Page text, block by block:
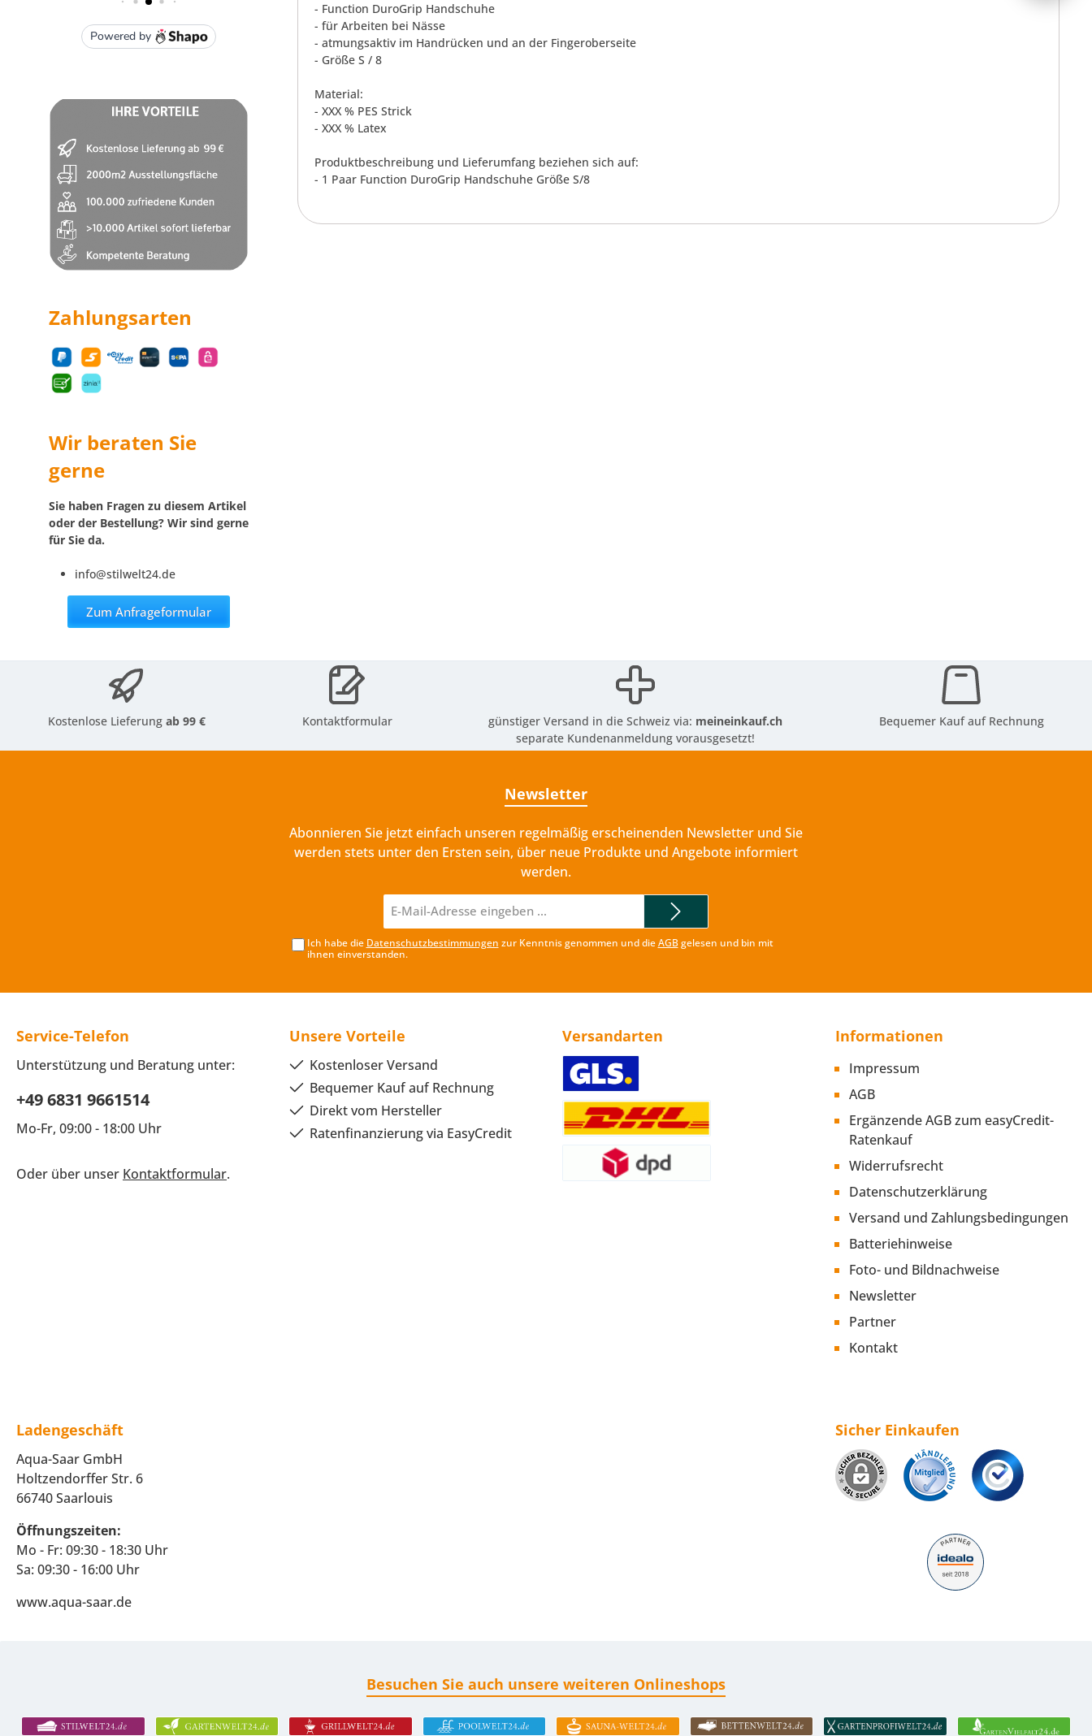
Zahlungsarten
Wir beraten Sie
gerne
Sie haben Fragen zu diesem Artikel
oder der Bestellung? Wir sind gerne
für Sie da.
info@stilwelt24.de
Zum Anfrageformular
- Function DuroGrip Handschuhe
- für Arbeiten bei Nässe
- atmungsaktiv im Handrücken und an der Fingeroberseite
- Größe S / 8
Material:
- XXX % PES Strick
- XXX % Latex
Produktbeschreibung und Lieferumfang beziehen sich auf:
- 1 Paar Function DuroGrip Handschuhe Größe S/8
Kostenlose Lieferungab 99 € Kontaktformular günstiger Versand in die Schweiz via: meineinkauf.ch
separate Kundenanmeldung vorausgesetzt!
Bequemer Kauf auf Rechnung
Newsletter
Abonnieren Sie jetzt einfach unseren regelmäßig erscheinenden Newsletter und Sie
werden stets unter den Ersten sein, über neue Produkte und Angebote informiert
werden.
Mail-
Adresse*
Ich habe die Datenschutzbestimmungen zur Kenntnis genommen und dieAGBgelesen und bin mit
ihnen einverstanden.
Service-Telefon
Unterstützung und Beratung unter:
+49 6831 9661514
Mo-Fr, 09:00 - 18:00 Uhr
Oder über unser Kontaktformular.
Unsere Vorteile
Kostenloser Versand
Bequemer Kauf auf Rechnung
Direkt vom Hersteller
Ratenfinanzierung via EasyCredit
Versandarten Informationen
Impressum
AGB
Ergänzende AGB zum easyCredit-
Ratenkauf
Widerrufsrecht
Datenschutzerklärung
Versand und Zahlungsbedingungen
Batteriehinweise
Foto- und Bildnachweise
Newsletter
Partner
Kontakt
Ladengeschäft
Aqua-Saar GmbH
Holtzendorffer Str. 6
66740 Saarlouis
Öffnungszeiten:
Mo - Fr: 09:30 - 18:30 Uhr
Sa: 09:30 - 16:00 Uhr
www.aqua-saar.de
Sicher Einkaufen
Besuchen Sie auch unsere weiteren Onlineshops